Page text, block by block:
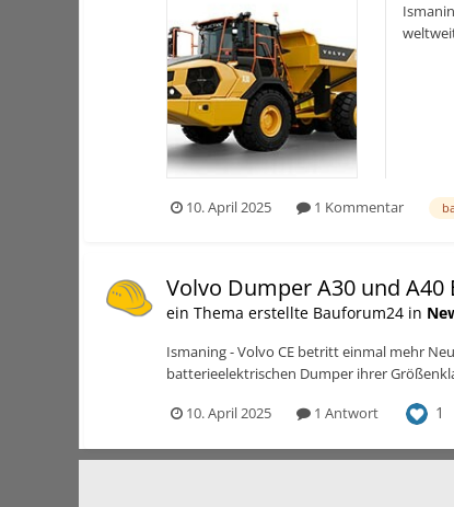
10. April 2025 1 Kommentar
Volvo Dumper A30 und A40
ein Thema erstellte Bauforum24 in
Ismaning - Volvo CE betritt einmal mehr
batterieelektrischen Dumper ihrer
10. April 2025
1 Antwort 1